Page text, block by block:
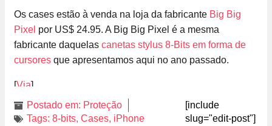
Os cases estão à venda na loja da fabricante Big Big
Pixel por US$ 24.95. A Big Big Pixel é a mesma
fabricante daquelas canetas stylus 8-Bits em forma de
cursores que apresentamos aqui no ano passado.
[Via]
Postado em: Proteção
Tags: 8-bits, Cases, iPhone
[include
slug="edit-post"]